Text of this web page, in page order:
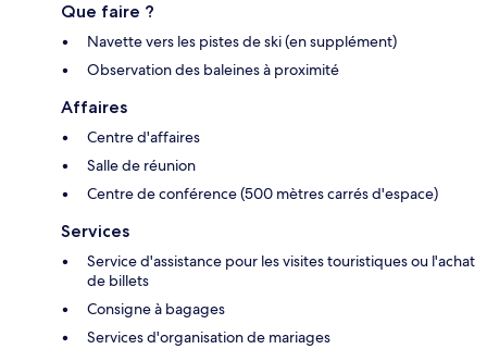
Que faire ?
Navette vers les pistes de ski (en supplément)
Observation des baleines à proximité
Affaires
Centre d'affaires
Salle de réunion
Centre de conférence (500 mètres carrés d'espace)
Services
Service d'assistance pour les visites touristiques ou l'achat
de billets
Consigne à bagages
Services d'organisation de mariages